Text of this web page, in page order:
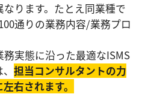
ります。たとえ同業種で
通りの業務内容/業務プロ
実態に沿った最適なISMS
、担当コンサルタントの⼒
右されます。